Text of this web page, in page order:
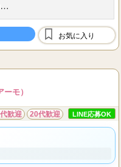
ーナス支給 お気に入り
ーモ）
歓迎 20代歓迎 LINE応募OK